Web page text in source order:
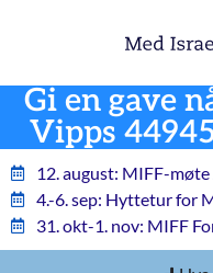
Gi en gave
Vipps
12. august: MIFF-
4.-6. sep: Hyttetur for
31. okt-1. nov: MIFF